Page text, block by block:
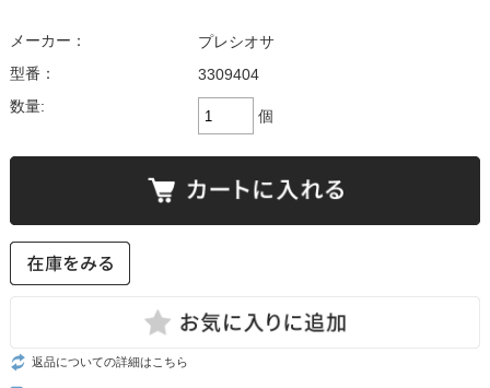
メーカー：
プレシオサ
型番：
3309404
数量:
個
返品についての詳細はこちら